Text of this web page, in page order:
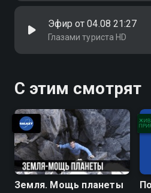
Эфир от 04.08 21:27
Глазами туриста HD
С этим смотрят
Земля. Мощь планеты